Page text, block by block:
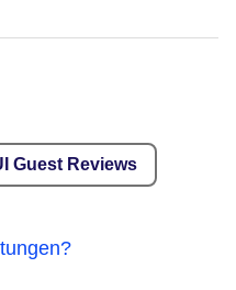
Guest Reviews